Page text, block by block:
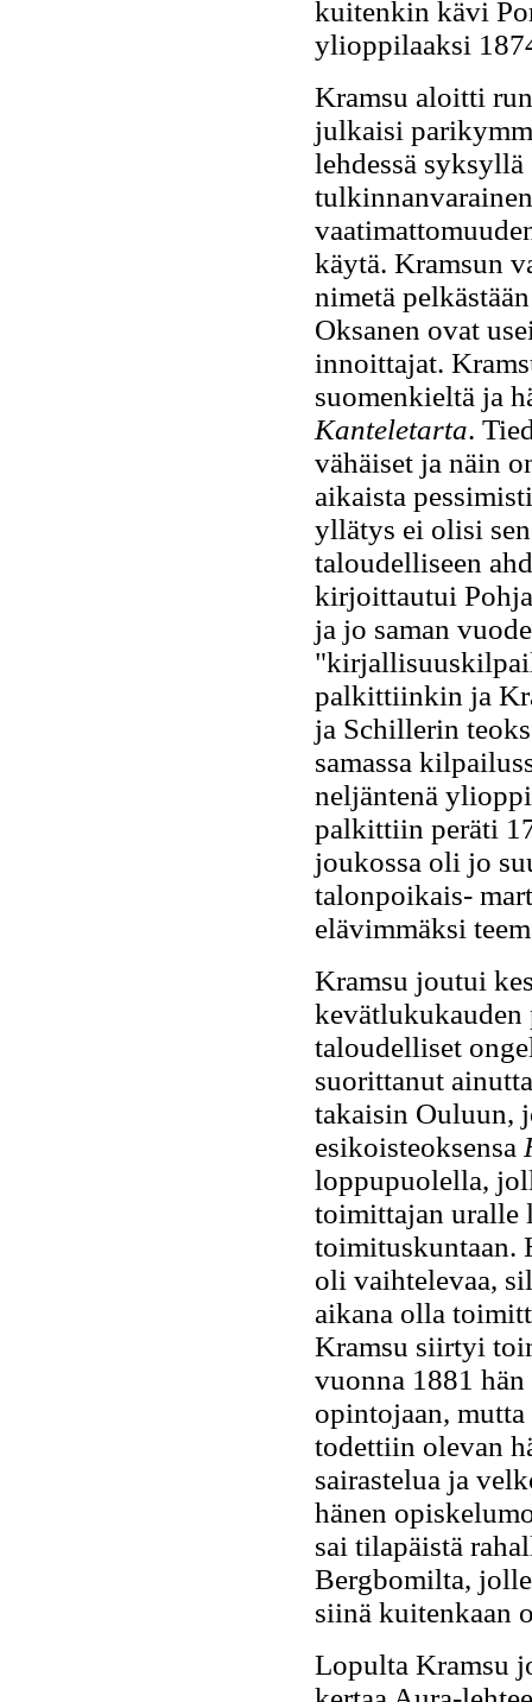
kuitenkin kävi
ylioppilaaksi
Kramsu aloitti
julkaisi
lehdessä
käytä. Kramsun
nimetä
Oksanen ovat
innoittajat.
suomenkieltä ja
Kanteletarta.
vähäiset ja näin
aikaista
yllätys ei olisi
taloudelliseen
kirjoittautui
ja jo saman
palkittiinkin ja
ja Schillerin
samassa
neljäntenä
palkittiin peräti
joukossa oli jo
talonpoikais-
elävimmäksi
Kramsu joutui
kevätlukukauden
taloudelliset
suorittanut
takaisin Ouluun,
esikoisteoksensa
loppupuolella,
toimittajan uralle
toimituskuntaan.
oli vaihtelevaa,
aikana olla
Kramsu siirtyi
vuonna 1881
opintojaan,
todettiin olevan
sairastelua ja
hänen
sai tilapäistä
Bergbomilta, jolle
siinä kuitenkaan
Lopulta Kramsu